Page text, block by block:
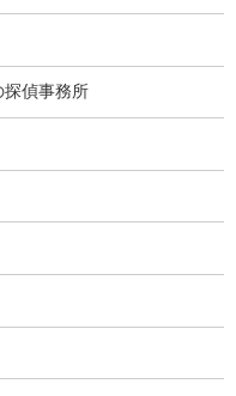
査
探偵事務所